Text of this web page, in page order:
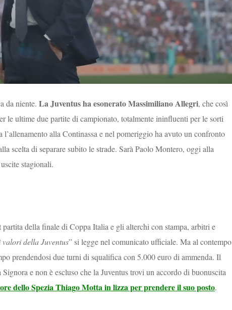
da niente. La Juventus ha esonerato Massimiliano Allegri, che così
le ultime due partite di campionato, totalmente ininfluenti per le sorti
alla Continassa e nel pomeriggio ha avuto un confronto
scelta di separare subito le strade. Sarà Paolo Montero, oggi alla
stagionali.
partita della finale di Coppa Italia e gli alterchi con stampa, arbitri e
della Juventus” si legge nel comunicato ufficiale. Ma al contempo
prendendosi due turni di squalifica con 5.000 euro di ammenda. Il
e non è escluso che la Juventus trovi un accordo di buonuscita
dello Spezia Thiago Motta in lizza per prendere il suo posto.